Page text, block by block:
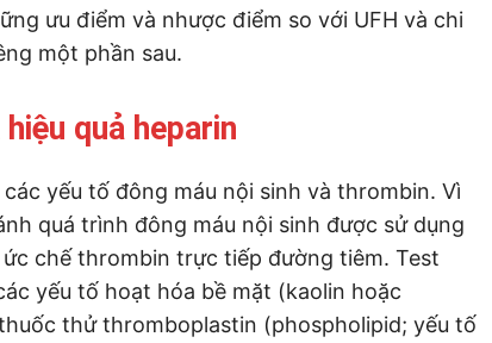
ưu điểm và nhược điểm so với UFH và chi
một phần sau.
quả heparin
yếu tố đông máu nội sinh và thrombin. Vì
quá trình đông máu nội sinh được sử dụng
chế thrombin trực tiếp đường tiêm. Test
yếu tố hoạt hóa bề mặt (kaolin hoặc
thử thromboplastin (phospholipid; yếu tố